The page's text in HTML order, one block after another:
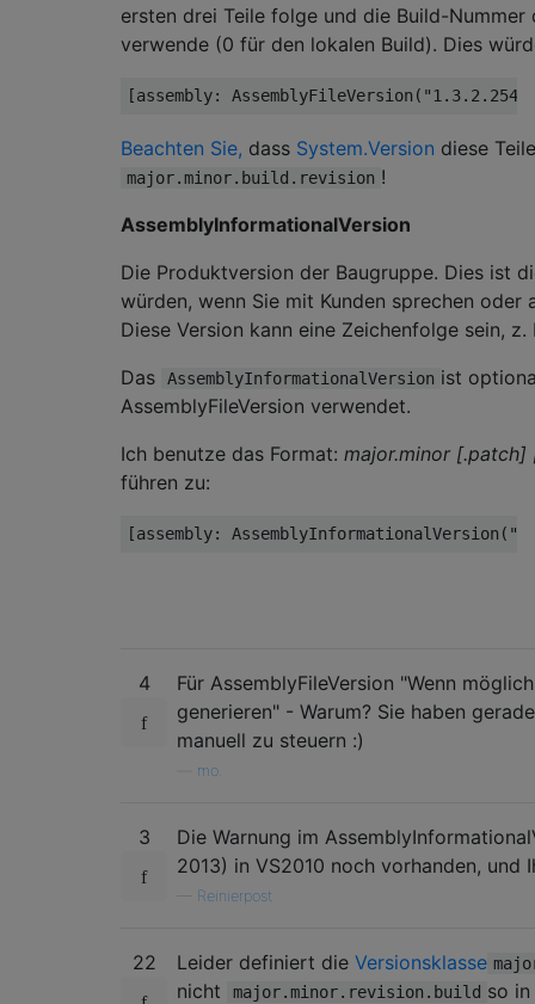
ersten drei Teile folge und die Build-
verwende (0 für den lokalen Build). Dies
[assembly: AssemblyFileVersion ( "1.3.2.254"
Beachten Sie, dass System.Version diese
major.minor.build.revision !
AssemblyInformationalVersion
Die Produktversion der Baugruppe. Dies ist
würden, wenn Sie mit Kunden sprechen
Diese Version kann eine Zeichenfolge sein,
Das
AssemblyInformationalVersion ist
AssemblyFileVersion verwendet.
Ich benutze das Format: major.minor [.patch]
führen zu:
[assembly: AssemblyInformationalVersion (
4
Für AssemblyFileVersion "Wenn
generieren" - Warum? Sie haben
manuell zu steuern :)
mo.
3
Die Warnung im
2013) in VS2010 noch vorhanden, und
Reinierpost
22 Leider definiert die Versionsklasse
nicht major.minor.revision.build so